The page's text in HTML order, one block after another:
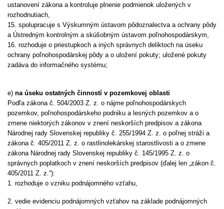
ustanovení zákona a kontroluje plnenie podmienok uložených v
rozhodnutiach,
15. spolupracuje s Výskumným ústavom pôdoznalectva a ochrany pôdy
a Ústredným kontrolným a skúšobným ústavom poľnohospodárskym,
16. rozhoduje o priestupkoch a iných správnych deliktoch na úseku
ochrany poľnohospodárskej pôdy a o uložení pokuty; uložené pokuty
zadáva do informačného systému;
e) na úseku ostatných činností v pozemkovej oblasti
Podľa zákona č. 504/2003 Z. z. o nájme poľnohospodárskych
pozemkov, poľnohospodárskeho podniku a lesných pozemkov a o
zmene niektorých zákonov v znení neskorších predpisov a zákona
Národnej rady Slovenskej republiky č. 255/1994 Z. z. o poľnej stráži a
zákona č. 405/2011 Z. z. o rastlinolekárskej starostlivosti a o zmene
zákona Národnej rady Slovenskej republiky č. 145/1995 Z. z. o
správnych poplatkoch v znení neskorších predpisov (ďalej len „zákon č.
405/2011 Z. z.“):
1. rozhoduje o vzniku podnájomného vzťahu,
2. vedie evidenciu podnájomných vzťahov na základe podnájomných